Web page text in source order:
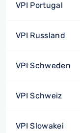
VPI Portugal
VPI Russland
VPI Schweden
VPI Schweiz
VPI Slowakei